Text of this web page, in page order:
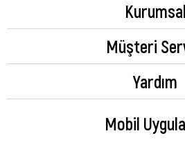
Kurumsal
Müşteri
Yardım
Mobil